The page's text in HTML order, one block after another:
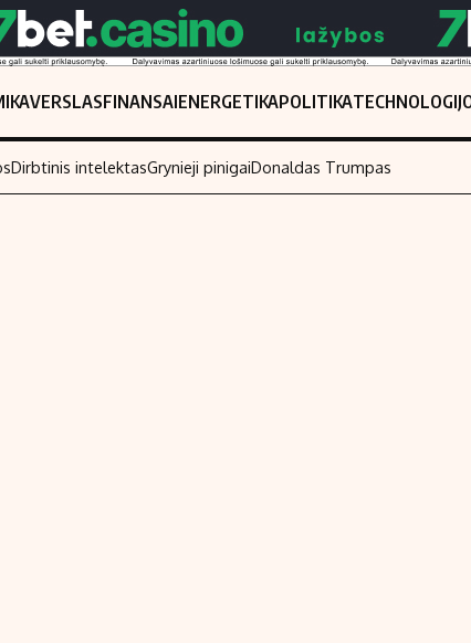
VERSLASFINANSAIENERGETIKAPOLITIKA
Dirbtinis intelektasGrynieji pinigaiDonaldas Trumpas